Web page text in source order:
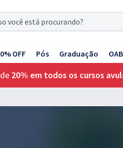
OFF Pós Graduação OAB
20% em todos os cursos